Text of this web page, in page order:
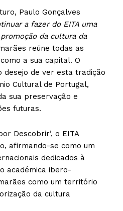
Paulo Gonçalves
a fazer do EITA uma
da cultura da
reúne todas as
a sua capital. O
desejo de ver esta tradição
Cultural de Portugal,
sua preservação e
futuras.
Descobrir’, o EITA
afirmando-se como um
dedicados à
académica ibero-
como um território
da cultura